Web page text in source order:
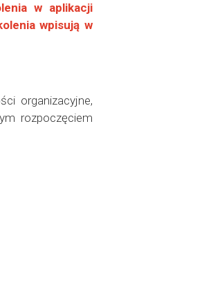
w aplikacji
wpisują w
organizacyjne,
rozpoczęciem